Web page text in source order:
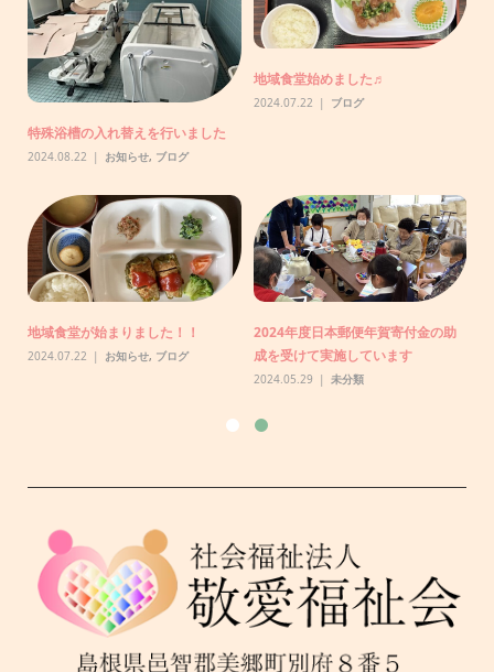
特殊浴槽の入れ替えを行いました
2024.08.22 お知らせ, ブログ
地域食堂始めました♬
2024.07.22 ブログ
地域食堂が始まりました！！
2024.07.22 お知らせ, ブログ
2024年度日本郵便年賀寄付金の助
成を受けて実施しています
2024.05.29 未分類